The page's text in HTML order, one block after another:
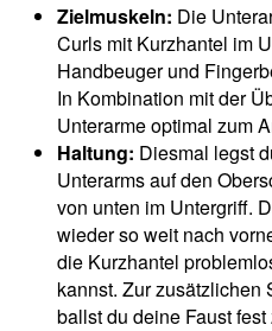
Zielmuskeln: Die
Curls mit Kurzhantel im
Handbeuger und
In Kombination mit der
Unterarme optimal zum
Haltung: Diesmal legst
Unterarms auf den
von unten im Untergriff.
wieder so weit nach
die Kurzhantel
kannst. Zur zusätzlichen
ballst du deine Faust fest